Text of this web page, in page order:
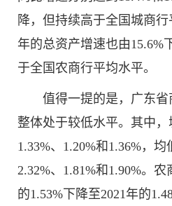
降，但持续高于全国城商
年的总资产增速也由15.6%
于全国农商行平均水平。
值得一提的是，广东
整体处于较低水平。其中
1.33%、1.20%和1.36%，
2.32%、1.81%和1.90%。
的1.53%下降至2021年的